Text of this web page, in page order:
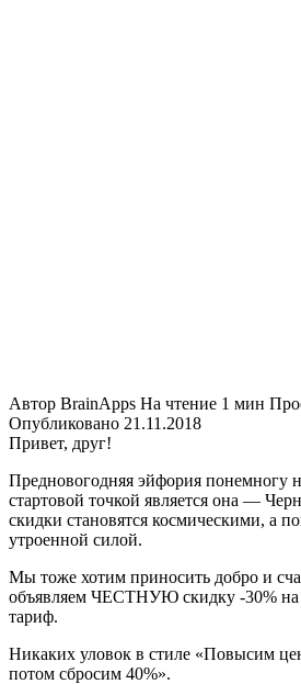
Автор BrainApps На чтение 1 мин
Опубликовано 21.11.2018
Привет, друг!
Предновогодняя эйфория понемногу
стартовой точкой является она —
скидки становятся космическими, а
утроенной силой.
Мы тоже хотим приносить добро и
объявляем ЧЕСТНУЮ скидку -30%
тариф.
Никаких уловок в стиле «Повысим
потом сбросим 40%».